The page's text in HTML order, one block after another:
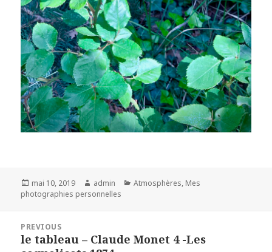
Posted
on
mai 10, 2019 Author
admin Categories
Atmosphères, Mes
photographies personnelles
l’article
PREVIOUS
Previous
le tableau – Claude Monet 4 -Les